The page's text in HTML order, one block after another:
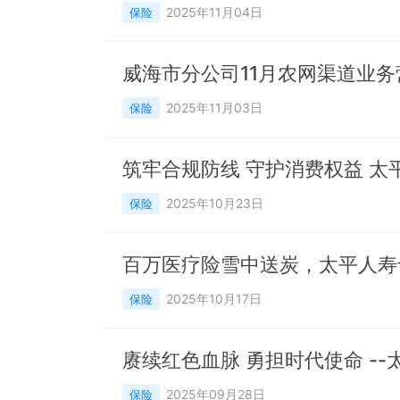
保险 2025年11月04日
威海市分公司11月农网渠道业
保险 2025年11月03日
筑牢合规防线 守护消费权益 太
保险 2025年10月23日
百万医疗险雪中送炭，太平人
保险 2025年10月17日
保险 2025年09月28日